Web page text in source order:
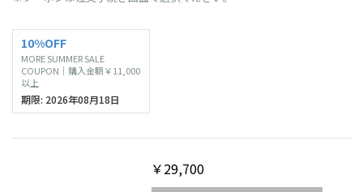
10%OFF
MORE SUMMER SALE
COUPON｜購入金額￥11,000
以上
期限: 2026年08月18日
￥29,700